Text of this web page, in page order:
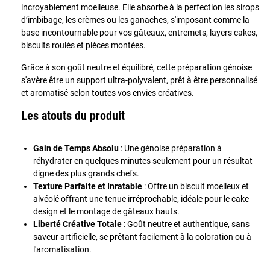
incroyablement moelleuse. Elle absorbe à la perfection les sirops
d’imbibage, les crèmes ou les ganaches, s'imposant comme la
base incontournable pour vos gâteaux, entremets, layers cakes,
biscuits roulés et pièces montées.
Grâce à son goût neutre et équilibré, cette préparation génoise
s'avère être un support ultra-polyvalent, prêt à être personnalisé
et aromatisé selon toutes vos envies créatives.
Les atouts du produit
Gain de Temps Absolu : Une génoise préparation à
réhydrater en quelques minutes seulement pour un résultat
digne des plus grands chefs.
Texture Parfaite et Inratable : Offre un biscuit moelleux et
alvéolé offrant une tenue irréprochable, idéale pour le cake
design et le montage de gâteaux hauts.
Liberté Créative Totale : Goût neutre et authentique, sans
saveur artificielle, se prêtant facilement à la coloration ou à
l'aromatisation.